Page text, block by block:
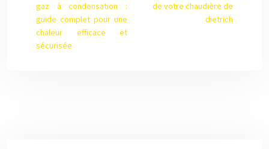
gaz à condensation :
guide complet pour une
chaleur efficace et
sécurisée
de votre chaudière de
dietrich